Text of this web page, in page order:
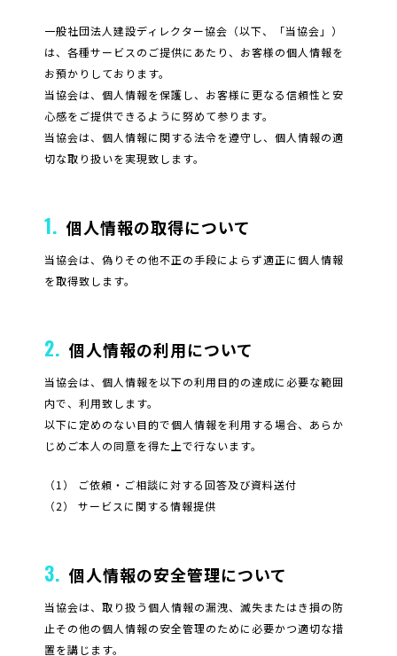
一般社団法人建設ディレクター協会（以下、「当協会」）
は、各種サービスのご提供にあたり、お客様の個人情報を
お預かりしております。
当協会は、個人情報を保護し、お客様に更なる信頼性と安
心感をご提供できるように努めて参ります。
当協会は、個人情報に関する法令を遵守し、個人情報の適
切な取り扱いを実現致します。
1. 個人情報の取得について
当協会は、偽りその他不正の手段によらず適正に個人情報
を取得致します。
2. 個人情報の利用について
当協会は、個人情報を以下の利用目的の達成に必要な範囲
内で、利用致します。
以下に定めのない目的で個人情報を利用する場合、あらか
じめご本人の同意を得た上で行ないます。
（1） ご依頼・ご相談に対する回答及び資料送付
（2） サービスに関する情報提供
3. 個人情報の安全管理について
当協会は、取り扱う個人情報の漏洩、滅失またはき損の防
止その他の個人情報の安全管理のために必要かつ適切な措
置を講じます。